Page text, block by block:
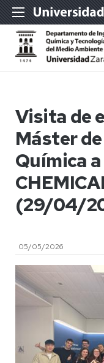
Visita de
Máster
Química
(29/04/
05/05/2026